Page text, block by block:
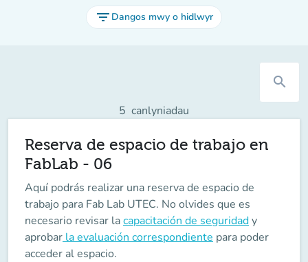
filter_list Dangos mwy o hidlwyr
search
5 canlyniadau
Reserva de espacio de trabajo en
FabLab - 06
Aquí podrás realizar una reserva de espacio de
trabajo para Fab Lab UTEC. No olvides que es
necesario revisar lacapacitación de seguridady
aprobar la evaluación correspondiente para poder
acceder al espacio.